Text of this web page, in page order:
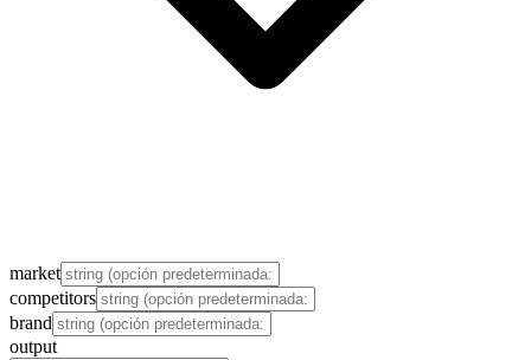
market
competitors
brand
output